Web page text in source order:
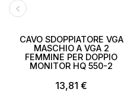
CAVO SDOPPIATORE VGA
MASCHIO A VGA 2
FEMMINE PER DOPPIO
MONITOR HQ 550-2
13,81 €